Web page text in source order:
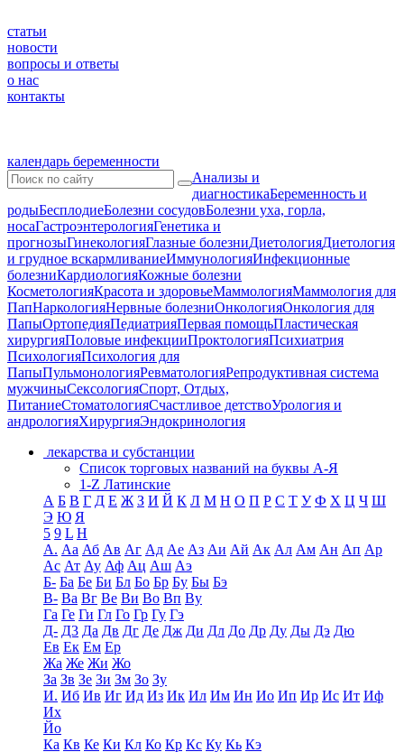
статьи
новости
вопросы и ответы
о нас
контакты
календарь беременности
Анализы и
диагностикаБеременность и
родыБесплодиеБолезни сосудовБолезни уха, горла,
носаГастроэнтерологияГенетика и
прогнозыГинекологияГлазные болезниДиетологияДиетология
и грудное вскармливаниеИммунологияИнфекционные
болезниКардиологияКожные болезни
КосметологияКрасота и здоровьеМаммологияМаммология для
ПапНаркологияНервные болезниОнкологияОнкология для
ПапыОртопедияПедиатрияПервая помощьПластическая
хирургияПоловые инфекцииПроктологияПсихиатрия
ПсихологияПсихология для
ПапыПульмонологияРевматологияРепродуктивная система
мужчиныСексологияСпорт, Отдых,
ПитаниеСтоматологияСчастливое детствоУрология и
андрологияХирургияЭндокринология
лекарства и субстанции
Список торговых названий на буквы А-Я
1-Z Латинские
А Б В Г Д Е Ж З И Й К Л М Н О П Р С Т У Ф Х Ц Ч Ш
Э Ю Я
5 9 L H
А. Аа Аб Ав Аг Ад Ае Аз Аи Ай Ак Ал Ам Ан Ап Ар
Ас Ат Ау Аф Ац Аш Аэ
Б- Ба Бе Би Бл Бо Бр Бу Бы Бэ
В- Ва Вг Ве Ви Во Вп Ву
Га Ге Ги Гл Го Гр Гу Гэ
Д- Д3 Да Дв Дг Де Дж Ди Дл До Др Ду Ды Дэ Дю
Ев Ек Ем Ер
Жа Же Жи Жо
За Зв Зе Зи Зм Зо Зу
И. Иб Ив Иг Ид Из Ик Ил Им Ин Ио Ип Ир Ис Ит Иф
Их
Йо
Ка Кв Ке Ки Кл Ко Кр Кс Ку Кь Кэ